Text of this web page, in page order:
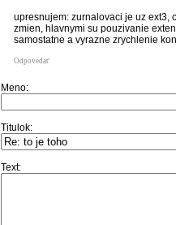
upresnujem: zurnalovaci je uz ext3,
zmien, hlavnymi su pouzivanie
samostatne a vyrazne zrychlenie
Odpovedať
Meno:
Titulok:
Text: